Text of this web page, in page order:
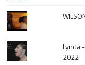
Lynda
2022